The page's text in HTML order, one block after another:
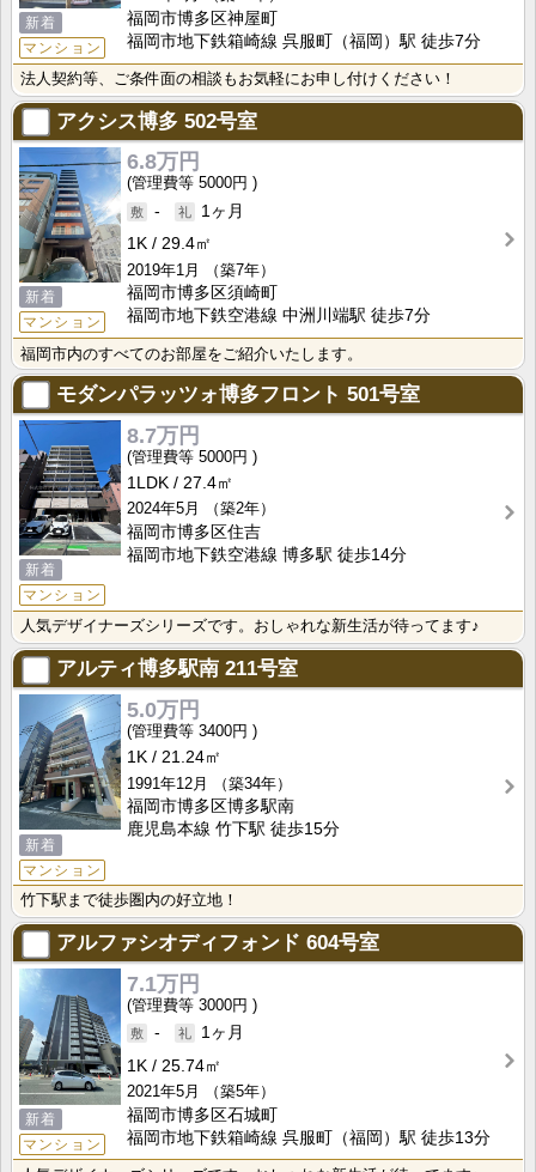
新着
マンション
福岡市博多区神屋町
福岡市地下鉄箱崎線 呉服町（福岡）駅 徒歩7分
法人契約等、ご条件面の相談もお気軽にお申し付けください！
アクシス博多 502号室
新着
マンション
6.8万円
5000円
-
1ヶ月
1K
29.4㎡
2019年1月
（築7年）
福岡市博多区須崎町
福岡市地下鉄空港線 中洲川端駅 徒歩7分
福岡市内のすべてのお部屋をご紹介いたします。
モダンパラッツォ博多フロント 501号室
新着
マンション
8.7万円
5000円
1LDK
27.4㎡
2024年5月
（築2年）
福岡市博多区住吉
福岡市地下鉄空港線 博多駅 徒歩14分
人気デザイナーズシリーズです。おしゃれな新生活が待ってます♪
アルティ博多駅南 211号室
新着
マンション
5.0万円
3400円
1K
21.24㎡
1991年12月
（築34年）
福岡市博多区博多駅南
鹿児島本線 竹下駅 徒歩15分
竹下駅まで徒歩圏内の好立地！
アルファシオディフォンド 604号室
新着
マンション
7.1万円
3000円
-
1ヶ月
1K
25.74㎡
2021年5月
（築5年）
福岡市博多区石城町
福岡市地下鉄箱崎線 呉服町（福岡）駅 徒歩13分